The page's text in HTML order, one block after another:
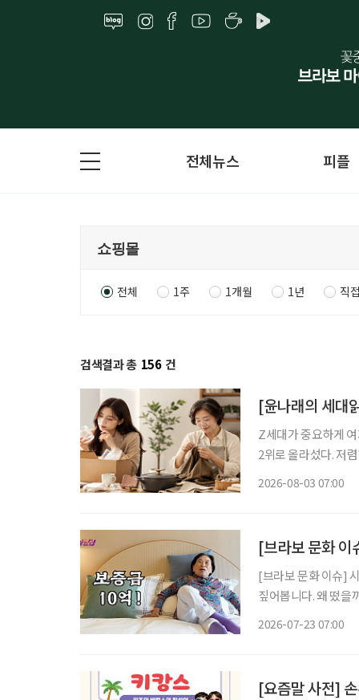
전체뉴스 피플
전체 1주 1개월 1년 직
검색결과 총 156 건
[윤나래의 세대
Z세대가 중요하게
2위로 올라섰다. 저
2026-08-03 07:00
[브라보 문화
[브라보 문화 이슈]
짚어봅니다. 왜 떴을까? 초고령사회에 실버타운을 향한 관심이 높아지는 가운데, 실버타운을
2026-07-23 07:00
[요즘말 사전]